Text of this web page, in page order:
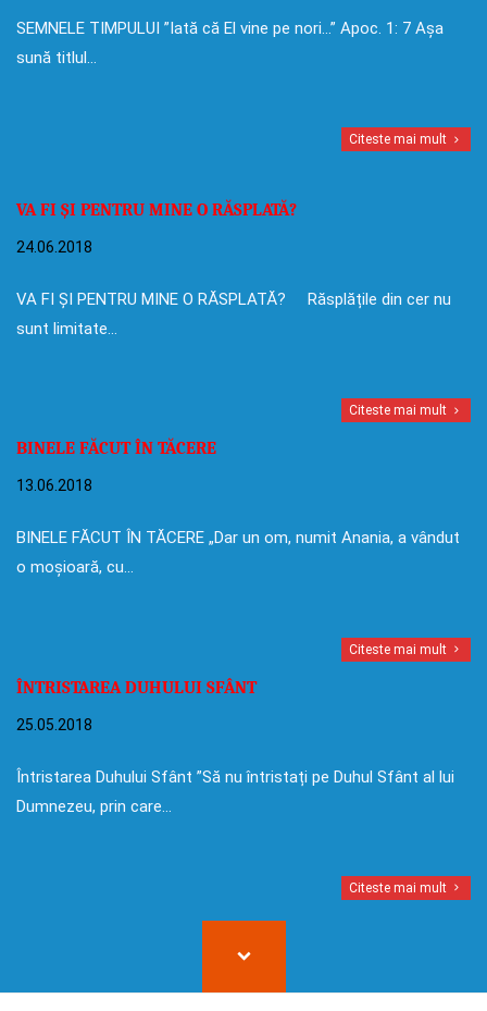
SEMNELE TIMPULUI ”Iată că El vine pe nori…” Apoc. 1: 7 Așa
sună titlul…
Citeste mai mult
VA FI ȘI PENTRU MINE O RĂSPLATĂ?
24.06.2018
VA FI ȘI PENTRU MINE O RĂSPLATĂ? Răsplățile din cer nu
sunt limitate…
Citeste mai mult
BINELE FĂCUT ÎN TĂCERE
13.06.2018
BINELE FĂCUT ÎN TĂCERE „Dar un om, numit Anania, a vândut
o moșioară, cu…
Citeste mai mult
ÎNTRISTAREA DUHULUI SFÂNT
25.05.2018
Întristarea Duhului Sfânt ”Să nu întristați pe Duhul Sfânt al lui
Dumnezeu, prin care…
Citeste mai mult